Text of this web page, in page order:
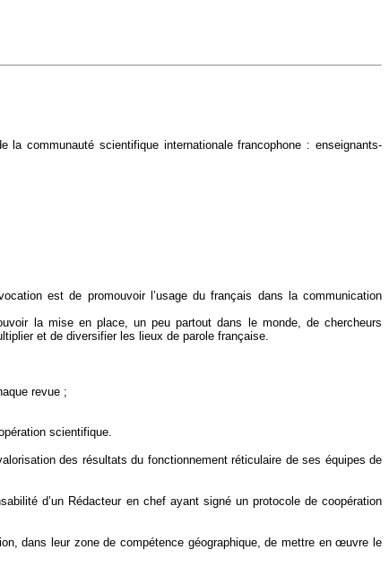
la communauté scientifique internationale francophone : enseignants-
est de promouvoir l’usage du français dans la communication
la mise en place, un peu partout dans le monde, de chercheurs
et de diversifier les lieux de parole française.
revue ;
scientifique.
des résultats du fonctionnement réticulaire de ses équipes de
d’un Rédacteur en chef ayant signé un protocole de coopération
dans leur zone de compétence géographique, de mettre en œuvre le